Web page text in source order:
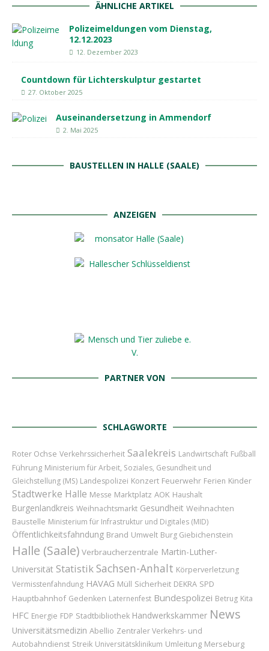
ÄHNLICHE ARTIKEL
Polizeimeldungen vom Dienstag,
12.12.2023
12. Dezember 2023
Countdown für Lichterskulptur gestartet
27. Oktober 2025
Auseinandersetzung in Ammendorf
2. Mai 2025
BAUSTELLEN IN HALLE (SAALE)
ANZEIGEN
PARTNER VON
SCHLAGWORTE
Roter Ochse Verkehrssicherheit Saalekreis Landwirtschaft Fußball
Führung Ministerium für Arbeit, Soziales, Gesundheit und
Gleichstellung (MS) Landespolizei Konzert Feuerwehr Ferien Kinder
Stadtwerke Halle Messe Marktplatz AOK Haushalt
Burgenlandkreis Weihnachtsmarkt Gesundheit Weihnachten
Baustelle Ministerium für Infrastruktur und Digitales (MID)
Öffentlichkeitsfahndung Brand Umwelt Burg Giebichenstein
Halle (Saale) Verbraucherzentrale Martin-Luther-
Universität StatistikSachsen-Anhalt Körperverletzung
Vermisstenfahndung HAVAG Müll Sicherheit DEKRA SPD
Hauptbahnhof Gedenken Laternenfest Bundespolizei Betrug Kita
HFC Energie FDP Stadtbibliothek Handwerkskammer News
Universitätsmedizin Abellio Zentraler Verkehrs- und
Autobahndienst Streik Universitätsklinikum Umleitung Merseburg